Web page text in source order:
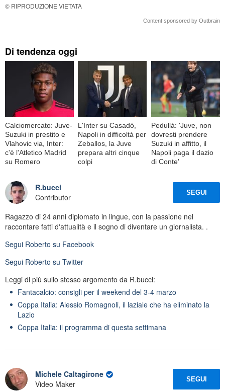
© RIPRODUZIONE VIETATA
Content sponsored by Outbrain
Di tendenza oggi
Calciomercato: Juve-
Suzuki in prestito e
Vlahovic via, Inter:
c'è l'Atletico Madrid
su Romero
L'Inter su Casadó,
Napoli in difficoltà per
Zeballos, la Juve
prepara altri cinque
colpi
Pedullà: 'Juve, non
dovresti prendere
Suzuki in affitto, il
Napoli paga il dazio
di Conte'
R.bucci
Contributor
SEGUI
Ragazzo di 24 anni diplomato in lingue, con la passione nel
raccontare fatti d'attualità e il sogno di diventare un giornalista. .
Segui Roberto su Facebook
Segui Roberto su Twitter
Leggi di più sullo stesso argomento da R.bucci:
Fantacalcio: consigli per il weekend del 3-4 marzo
Coppa Italia: Alessio Romagnoli, il laziale che ha eliminato la
Lazio
Coppa Italia: il programma di questa settimana
Michele Caltagirone
Video Maker
SEGUI